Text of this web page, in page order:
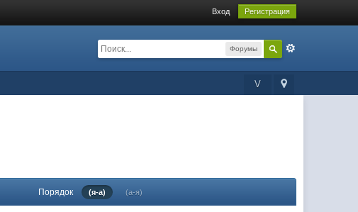
Вход Регистрация
Форумы
V
Порядок (я-а) (а-я)